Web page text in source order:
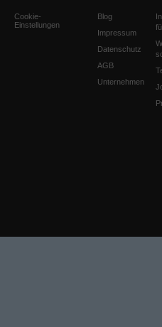
Cookie-
Einstellungen
Blog
Impressum
Datenschutz
AGB
Unternehmen